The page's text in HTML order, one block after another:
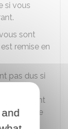
si vous
sont
remise en
pas dus si
dépôt de
conduisant
patrimoine